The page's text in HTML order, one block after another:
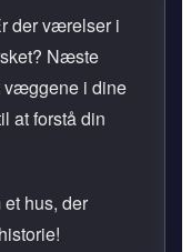
der værelser i
Næste
væggene i dine
at forstå din
hus, der